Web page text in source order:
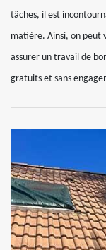
tâches, il est
matière. Ainsi, on peut
assurer un travail de
gratuits et sans